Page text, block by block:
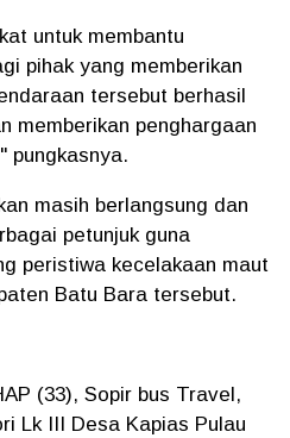
untuk membantu
pihak yang memberikan
tersebut berhasil
memberikan penghargaan
pungkasnya.
masih berlangsung dan
petunjuk guna
peristiwa kecelakaan maut
Batu Bara tersebut.
(33), Sopir bus Travel,
Lk III Desa Kapias Pulau